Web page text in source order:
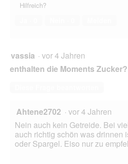
Hilfreich?
vassia · vor 4 Jahren
enthalten die Moments Zucker?
Ahtene2702 · vor 4 Jahren
Nein auch kein Getreide. Bei
auch richtig schön was drinnen
oder Spargel. Eiso nur zu